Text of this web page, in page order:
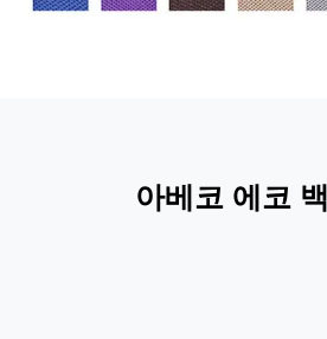
아베코 에코 백